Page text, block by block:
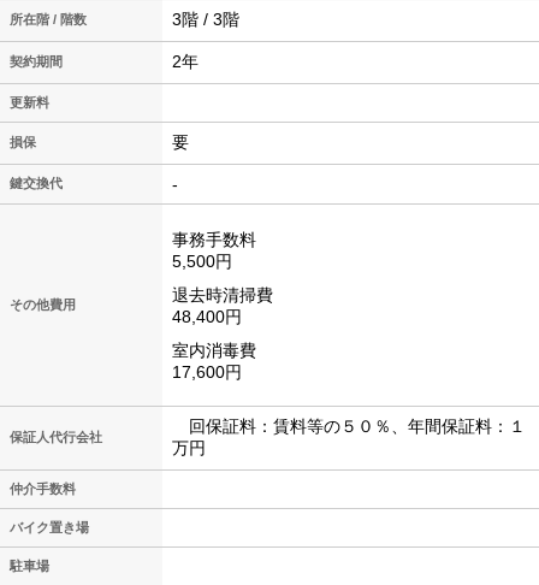
所在階 / 階数 3階 / 3階
契約期間 2年
更新料
損保 要
鍵交換代 -
その他費用
事務手数料
5,500円
退去時清掃費
48,400円
室内消毒費
17,600円
保証人代行会社
回保証料：賃料等の５０％、年間保証料：１
万円
仲介手数料
バイク置き場
駐車場